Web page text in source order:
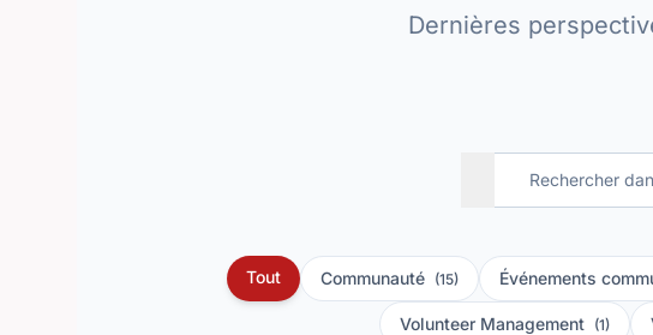
Dernières
Tout Communauté (15) Événements
Volunteer Management (1)